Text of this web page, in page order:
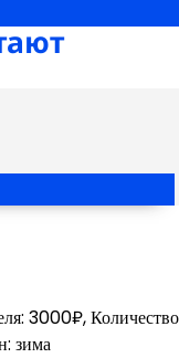
3000₽, Количество
зима